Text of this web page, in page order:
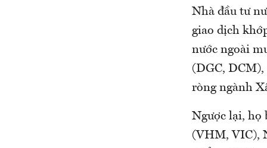
Nhà đầu tư
giao dịch
nước ngoài
(DGC,
ròng ngành
Ngược lại, họ
(VHM, VIC),